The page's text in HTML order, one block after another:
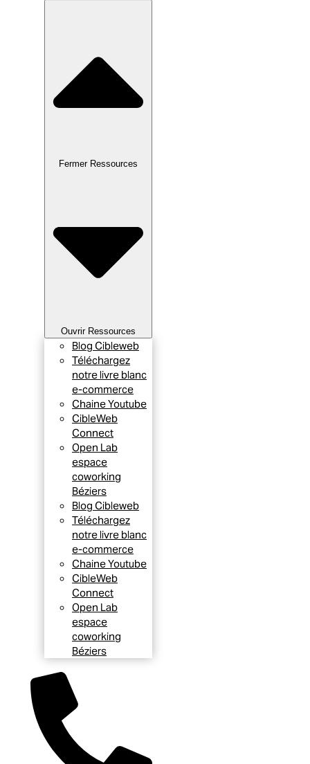
Fermer Ressources
Ouvrir Ressources
Blog Cibleweb
Téléchargez
notre livre blanc
e-commerce
Chaine Youtube
CibleWeb
Connect
Open Lab
espace
coworking
Béziers
Blog Cibleweb
Téléchargez
notre livre blanc
e-commerce
Chaine Youtube
CibleWeb
Connect
Open Lab
espace
coworking
Béziers